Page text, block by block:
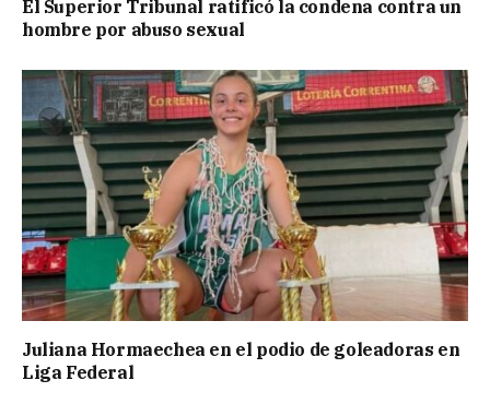
El Superior Tribunal ratificó la condena contra un
hombre por abuso sexual
Juliana Hormaechea en el podio de goleadoras en
Liga Federal